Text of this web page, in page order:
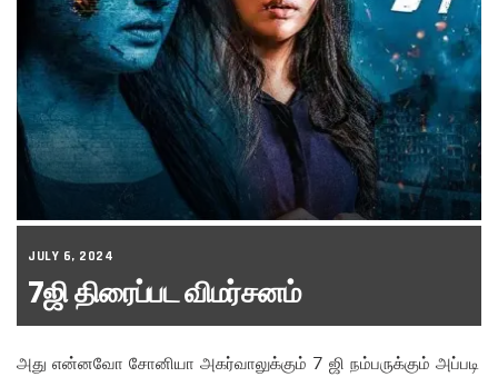
JULY 6, 2024
7ஜி திரைப்பட விமர்சனம்
அது என்னவோ சோனியா அகர்வாலுக்கும் 7 ஜி நம்பருக்கும் அப்படி